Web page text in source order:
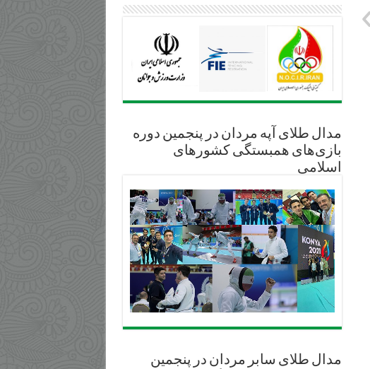
مدال طلای آپه مردان در پنجمین دوره
بازی‌های همبستگی کشورهای
اسلامی
مدال طلای سابر مردان در پنجمین